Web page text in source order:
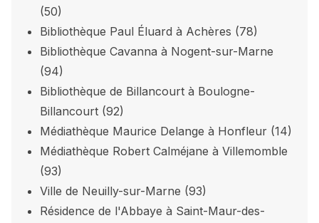
(50)
Bibliothèque Paul Éluard à Achères (78)
Bibliothèque Cavanna à Nogent-sur-Marne
(94)
Bibliothèque de Billancourt à Boulogne-
Billancourt (92)
Médiathèque Maurice Delange à Honfleur (14)
Médiathèque Robert Calméjane à Villemomble
(93)
Ville de Neuilly-sur-Marne (93)
Résidence de l'Abbaye à Saint-Maur-des-